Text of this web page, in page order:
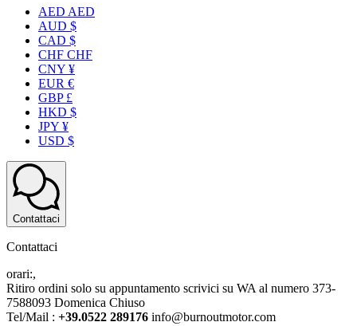
AED AED
AUD $
CAD $
CHF CHF
CNY ¥
EUR €
GBP £
HKD $
JPY ¥
USD $
Contattaci
Contattaci
orari:,
Ritiro ordini solo su appuntamento scrivici su WA al numero 373-
7588093 Domenica Chiuso
Tel/Mail : +39.0522 289176 info@burnoutmotor.com